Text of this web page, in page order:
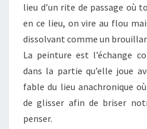
lieu d’un rite de passage où
en ce lieu, on vire au flou
dissolvant comme un
La peinture est l’échange
dans la partie qu’elle joue
fable du lieu anachronique
de glisser afin de briser
penser.